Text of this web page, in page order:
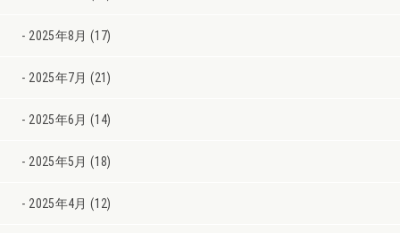
2025年8月 (17)
2025年7月 (21)
2025年6月 (14)
2025年5月 (18)
2025年4月 (12)